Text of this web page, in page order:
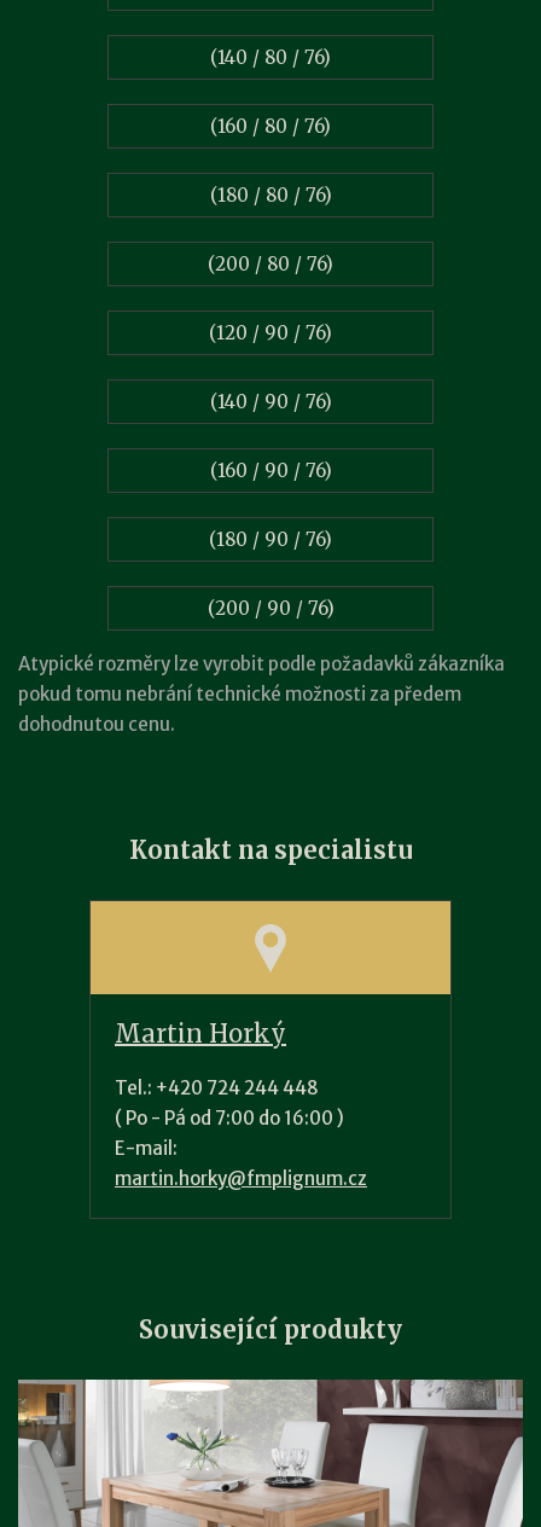
(140 / 80 / 76)
(160 / 80 / 76)
(180 / 80 / 76)
(200 / 80 / 76)
(120 / 90 / 76)
(140 / 90 / 76)
(160 / 90 / 76)
(180 / 90 / 76)
(200 / 90 / 76)
Atypické rozměry lze vyrobit podle požadavků zákazníka
pokud tomu nebrání technické možnosti za předem
dohodnutou cenu.
Kontakt na specialistu
Martin Horký
Tel.: +420 724 244 448
( Po - Pá od 7:00 do 16:00 )
E-mail:
martin.horky@fmplignum.cz
Související produkty